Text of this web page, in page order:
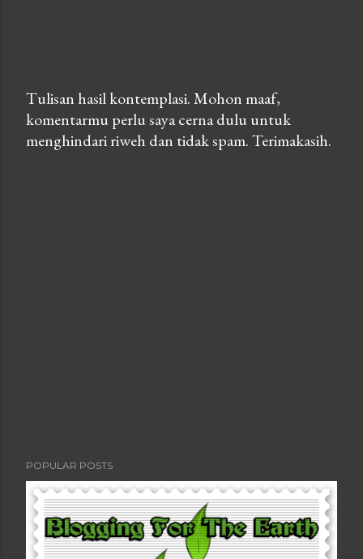
P
o
Tulisan hasil kontemplasi. Mohon maaf,
komentarmu perlu saya cerna dulu untuk
menghindari riweh dan tidak spam. Terimakasih.
POPULAR POSTS